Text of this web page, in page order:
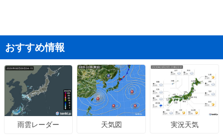
おすすめ情報
雨雲レーダー 天気図 実況天気